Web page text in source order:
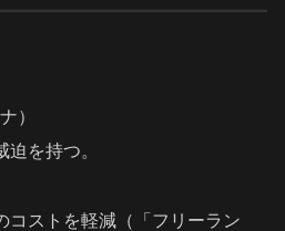
）
迫を持つ。
コストを軽減（「フリーラン